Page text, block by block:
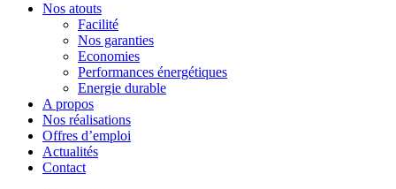
Nos atouts
Facilité
Nos garanties
Economies
Performances énergétiques
Energie durable
A propos
Nos réalisations
Offres d’emploi
Actualités
Contact